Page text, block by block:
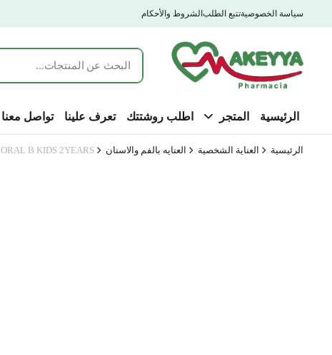
سياسة الخصوصيةتتبع الطلب الشروط والأحكام
الرئيسية المتجر اطلب روشتتك تعرف علينا تواصل معنا
الرئيسية العناية الشخصية العنايه بالفم والاسنان ORAL B KIDS 2YEARS